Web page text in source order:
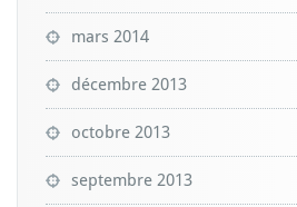
mars 2014
décembre 2013
octobre 2013
septembre 2013